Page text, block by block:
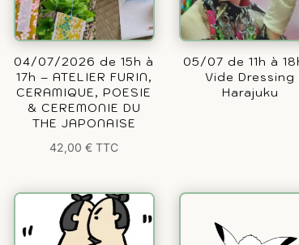
04/07/2026 de 15h à
17h – ATELIER FURIN,
CERAMIQUE, POESIE
& CEREMONIE DU
THE JAPONAISE
42,00€ TTC
05/07 de 11h à
Vide Dressing
Harajuku